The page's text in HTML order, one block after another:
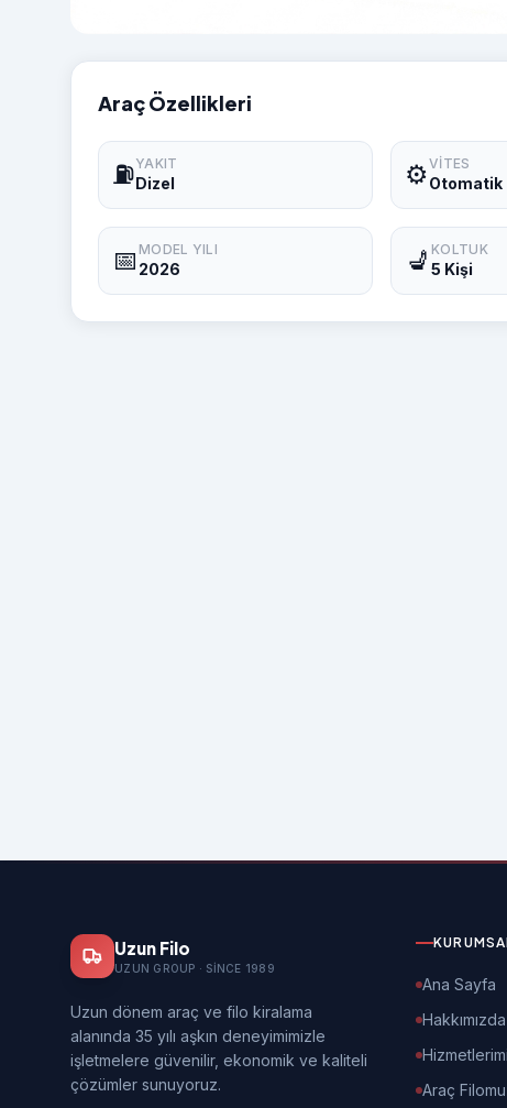
Araç Özellikleri
⛽YAKIT
Dizel ⚙️VITES
Otomatik
📅 MODEL YILI
2026 💺 KOLTUK
5 Kişi
Uzun Filo
UZUN GROUP · SINCE 1989
Uzun dönem araç ve filo kiralama
alanında 35 yılı aşkın deneyimimizle
işletmelere güvenilir, ekonomik ve kaliteli
çözümler sunuyoruz.
Ana Sayfa
Hakkımızda
Araç